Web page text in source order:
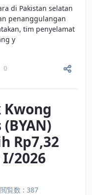
di Pakistan selatan
penanggulangan
tim penyelamat
y
0
Kwong
Rp7,32
2026
覧数 : 387